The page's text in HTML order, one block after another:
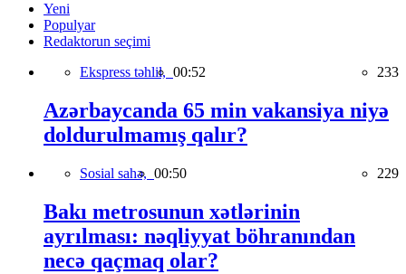
Yeni
Populyar
Redaktorun seçimi
Ekspress təhlil, 00:52 233
Azərbaycanda 65 min vakansiya niyə
doldurulmamış qalır?
Sosial sahə, 00:50 229
Bakı metrosunun xətlərinin
ayrılması: nəqliyyat böhranından
necə qaçmaq olar?